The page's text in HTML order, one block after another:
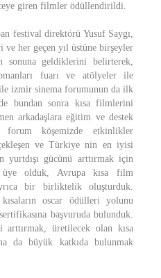
giren filmler ödüllendirildi.
festival direktörü Yusuf Saygı,
her geçen yıl üstüne birşeyler
sonuna geldiklerini belirterek,
fuarı ve atölyeler ile
ile izmir sinema forumunun da ilk
bundan sonra kısa filmlerini
arkadaşlara eğitim ve destek
köşemizde etkinlikler
ve Türkiye nin en iyisi
yurtdışı gücünü arttırmak için
olduk, Avrupa kısa film
bir birliktelik oluşturduk.
oscar ödülleri yolunu
başvuruda bulunduk.
üretilecek olan kısa
da büyük katkıda bulunmak